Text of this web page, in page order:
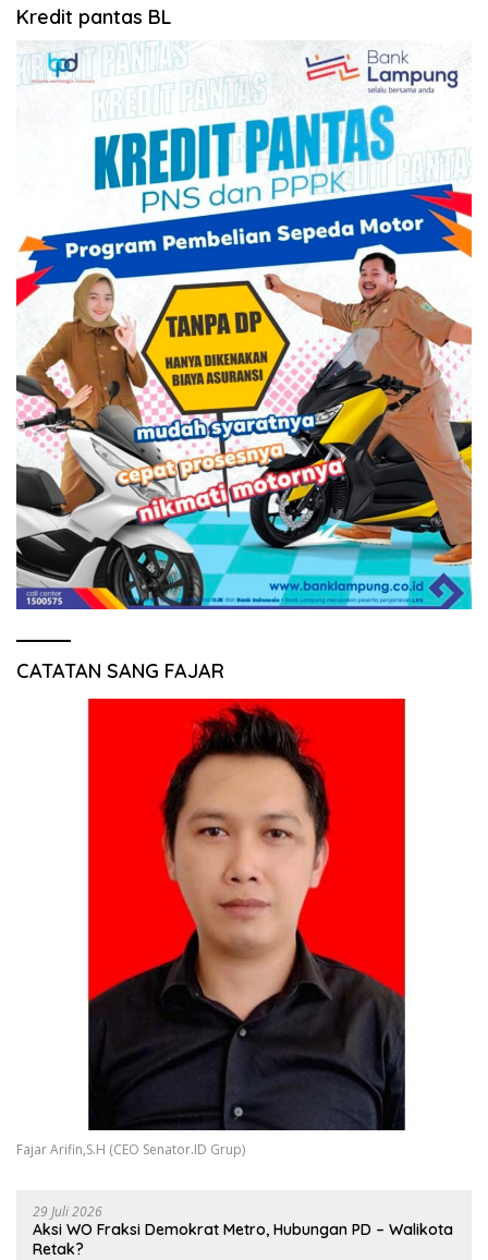
Kredit pantas BL
CATATAN SANG FAJAR
Fajar Arifin,S.H (CEO Senator.ID Grup)
29 Juli 2026
Aksi WO Fraksi Demokrat Metro, Hubungan PD – Walikota
Retak?